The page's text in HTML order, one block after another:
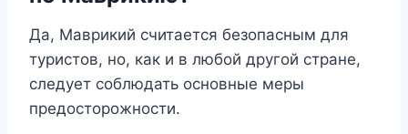
Да, Маврикий считается безопасным для
туристов, но, как и в любой другой стране,
следует соблюдать основные меры
предосторожности.